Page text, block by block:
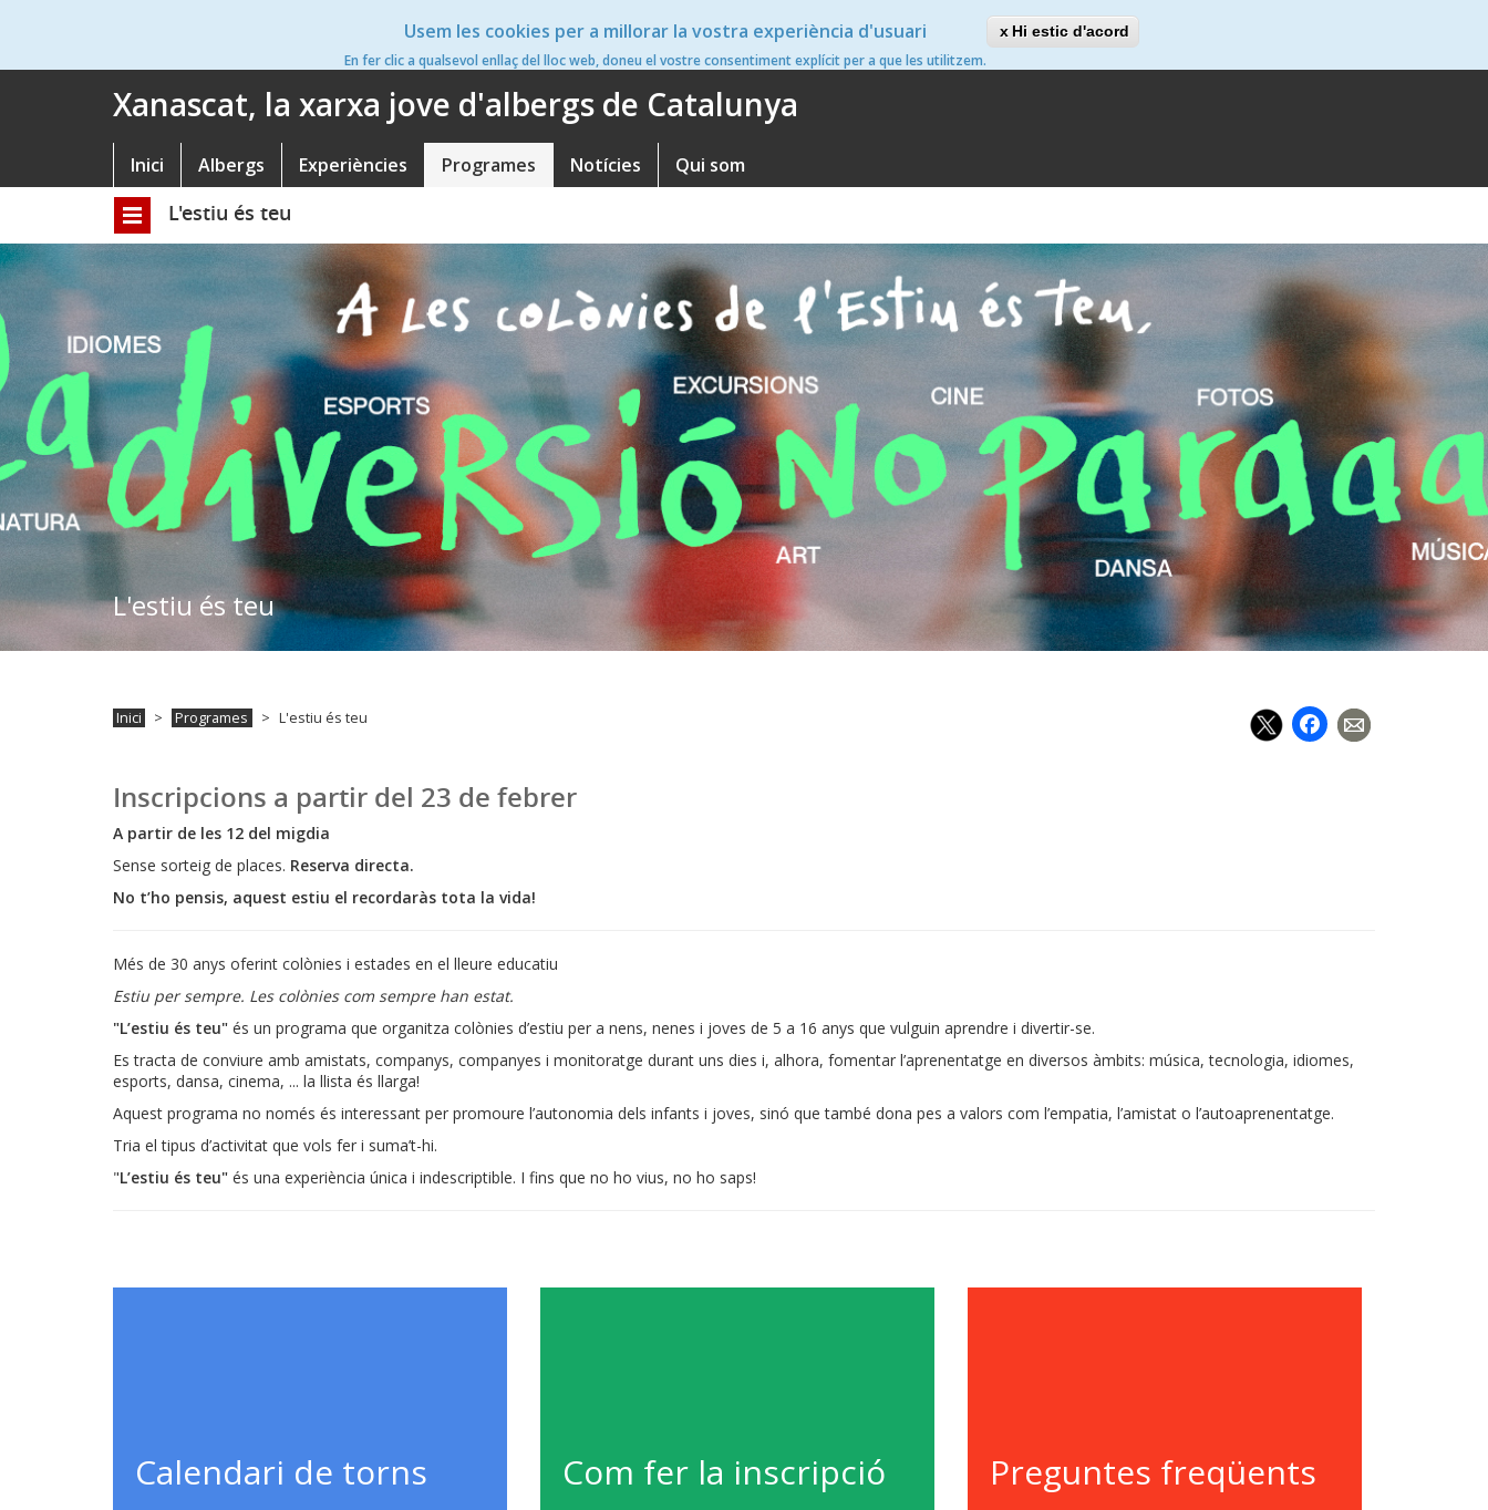
Usem les cookies per a millorar la vostra experiència d'usuari
En fer clic a qualsevol enllaç del lloc web, doneu el vostre consentiment explícit per a que les utilitzem.
Hi estic d'acord
en Cerca
Xanascat, la xarxa jove d'albergs de Catalunya
Navegació
principal
Inici Albergs Experiències Programes Notícies Qui som
Toggle
navigation
L'estiu és teu
L'estiu és teu
Inici Programes L'estiu és teu Facebook
Inscripcions a partir del 23 de febrer
A partir de les 12 del migdia
Sense sorteig de places. Reserva directa.
No t’ho pensis, aquest estiu el recordaràs tota la vida!
Més de 30 anys oferint colònies i estades en el lleure educatiu
Estiu per sempre. Les colònies com sempre han estat.
"L’estiu és teu" és un programa que organitza colònies d’estiu per a nens, nenes i joves de 5 a 16 anys que vulguin aprendre i divertir-se.
Es tracta de conviure amb amistats, companys, companyes i monitoratge durant uns dies i, alhora, fomentar l’aprenentatge en diversos àmbits: música, tecnologia, idiomes,
esports, dansa, cinema, ... la llista és llarga!
Aquest programa no només és interessant per promoure l’autonomia dels infants i joves, sinó que també dona pes a valors com l’empatia, l’amistat o l’autoaprenentatge.
Tria el tipus d’activitat que vols fer i suma’t-hi.
"L’estiu és teu" és una experiència única i indescriptible. I fins que no ho vius, no ho saps!
Calendari de torns Com fer la inscripció Preguntes freqüents